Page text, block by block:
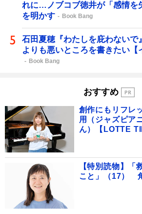
れに…ノブコブ徳井が「感情を
を明かす
Book Bang
石田夏穂『わたしを庇わないで
よりも悪いところを書きたい【
Book Bang
おすすめ
創作にもリフレ
用（ジャズピア
ん）【LOTTE
【特別読物】「
こと」（17）